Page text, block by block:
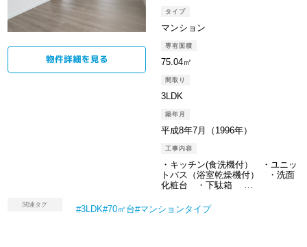
物件詳細を⾒る
タイプ
マンション
専有面積
75.04㎡
間取り
3LDK
築年月
平成8年7月（1996年）
工事内容
・キッチン(食洗機付） ・ユニッ
トバス（浴室乾燥機付） ・洗面
化粧台 ・下駄箱 …
関連タグ 3LDK 70㎡台 マンションタイプ